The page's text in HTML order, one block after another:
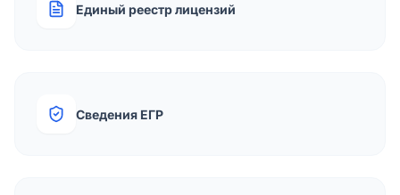
Единый реестр лицензий
Сведения ЕГР